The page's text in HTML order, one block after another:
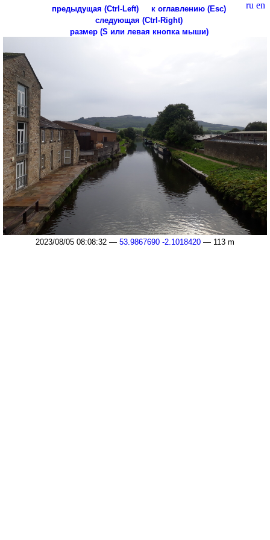
ru en
предыдущая (Ctrl-Left)
к оглавлению (Esc)
следующая (Ctrl-Right)
размер (S или левая кнопка мыши)
2023/08/05 08:08:32 — 53.9867690 -2.1018420 — 113 m